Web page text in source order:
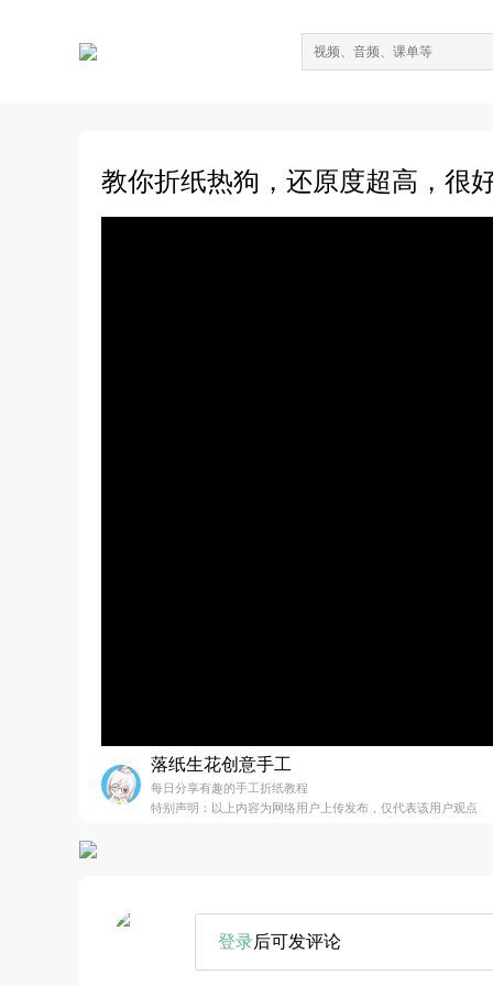
教你折纸热狗，还原度超高，很
落纸生花创意手工
每日分享有趣的手工折纸教程
特别声明：以上内容为网络用户上传发布，仅代表该用户观点
登录后可发评论